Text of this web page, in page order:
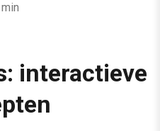
interactieve